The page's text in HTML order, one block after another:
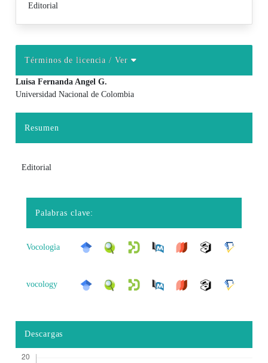
Editorial
Términos de licencia/ Ver
Luisa Fernanda Angel G.
Universidad Nacional de Colombia
Resumen
Editorial
Palabras clave:
Vocologìa
vocology
Descargas